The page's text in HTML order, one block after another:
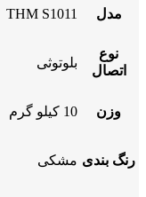
مدل THM S1011
نوع
اتصال
بلوتوثی
وزن 10 کیلو گرم
رنگ بندی مشکی